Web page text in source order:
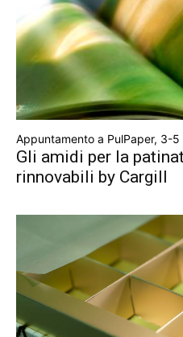
Appuntamento a PulPaper, 3-
Gli amidi per la
rinnovabili by Cargill